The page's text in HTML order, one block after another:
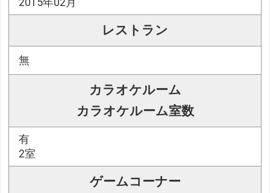
2015年02月
レストラン
無
カラオケルーム
カラオケルーム室数
有
2室
ゲームコーナー